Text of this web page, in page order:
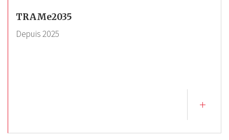
TRAMe2035
Depuis2025